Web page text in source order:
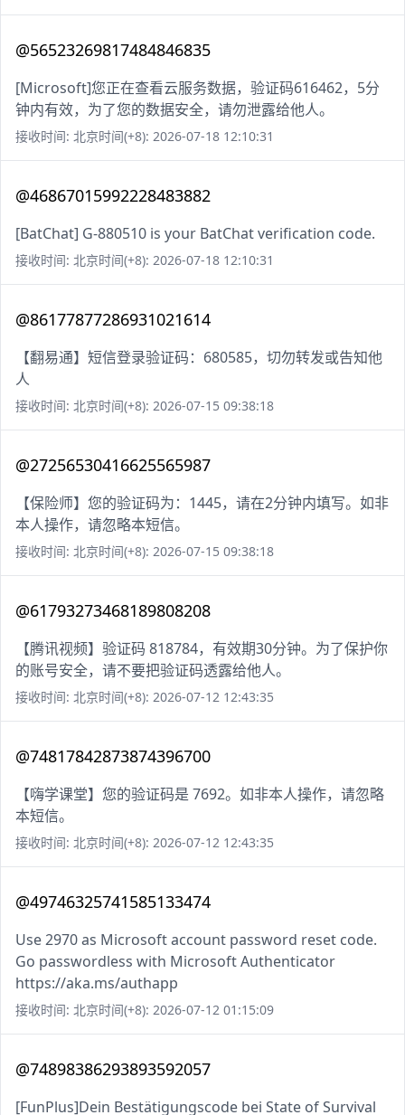
@56523269817484846835
[Microsoft]您正在查看云服务数据，验证码616462，5分
钟内有效，为了您的数据安全，请勿泄露给他人。
接收时间: 北京时间(+8): 2026-07-18 12:10:31
@46867015992228483882
[BatChat] G-880510 is your BatChat verification code.
接收时间: 北京时间(+8): 2026-07-18 12:10:31
@86177877286931021614
【翻易通】短信登录验证码：680585，切勿转发或告知他
人
接收时间: 北京时间(+8): 2026-07-15 09:38:18
@27256530416625565987
【保险师】您的验证码为：1445，请在2分钟内填写。如非
本人操作，请忽略本短信。
接收时间: 北京时间(+8): 2026-07-15 09:38:18
@61793273468189808208
【腾讯视频】验证码 818784，有效期30分钟。为了保护你
的账号安全，请不要把验证码透露给他人。
接收时间: 北京时间(+8): 2026-07-12 12:43:35
@74817842873874396700
【嗨学课堂】您的验证码是 7692。如非本人操作，请忽略
本短信。
接收时间: 北京时间(+8): 2026-07-12 12:43:35
@49746325741585133474
Use 2970 as Microsoft account password reset code.
Go passwordless with Microsoft Authenticator
https://aka.ms/authapp
接收时间: 北京时间(+8): 2026-07-12 01:15:09
@74898386293893592057
[FunPlus]Dein Bestätigungscode bei State of Survival